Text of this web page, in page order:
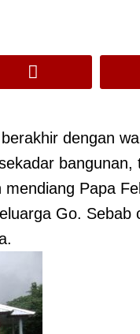
dengan
Papa
Go.